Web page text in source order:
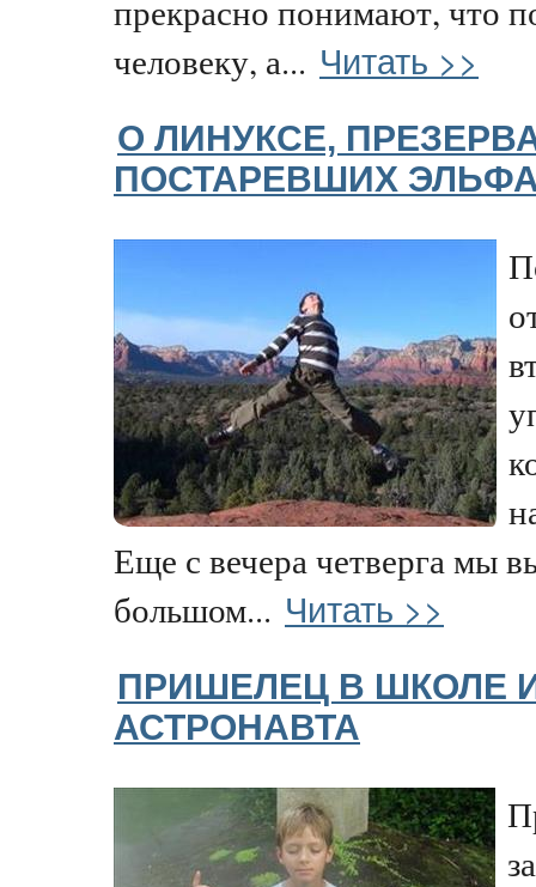
прекрасно понимают, что
человеку, а... Читать >>
О ЛИНУКСЕ,
ПОСТАРЕВШИХ
Еще с вечера четверга мы
большом... Читать >>
ПРИШЕЛЕЦ В ШКОЛЕ
АСТРОНАВТА